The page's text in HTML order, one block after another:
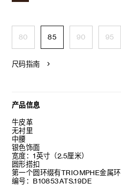
80 85 90 95
尺码指南
产品信息
牛皮革
无衬里
中腰
银色饰面
宽度：1英寸（2.5厘米）
圆形搭扣
第一个圆环缀有TRIOMPHE金属环
编号：B10853ATS.19DE